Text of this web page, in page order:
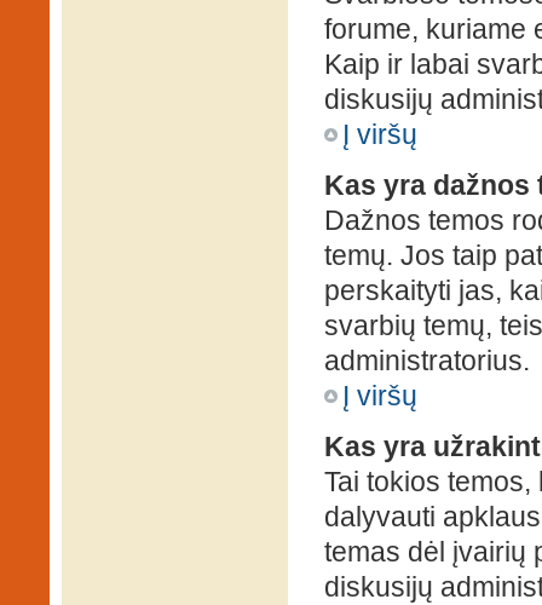
forume, kuriame
Kaip ir labai
diskusijų
Į viršų
Kas yra dažnos
Dažnos temos
temų. Jos taip
perskaityti jas,
svarbių temų,
administratorius.
Į viršų
Kas yra
Tai tokios
dalyvauti
temas dėl įvairių
diskusijų